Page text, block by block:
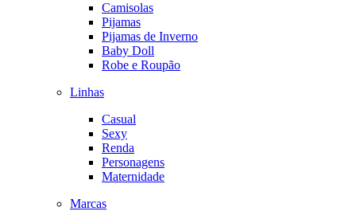
Camisolas
Pijamas
Pijamas de Inverno
Baby Doll
Robe e Roupão
Linhas
Casual
Sexy
Renda
Personagens
Maternidade
Marcas